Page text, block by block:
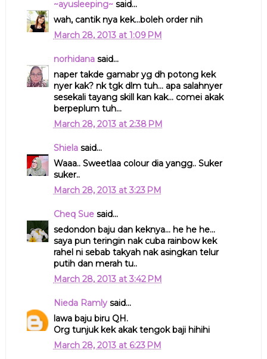
~ayusleeping~said...
wah, cantik nya kek...boleh order nih
March 28, 2013 at 1:09 PM
norhidanasaid...
naper takde gamabr yg dh potong kek
nyer kak? nk tgk dlm tuh... apa salahnyer
sesekali tayang skill kan kak... comei akak
berpeplum tuh...
March 28, 2013 at 2:38 PM
Shielasaid...
Waaa.. Sweetlaa colour dia yangg.. Suker
suker..
March 28, 2013 at 3:23 PM
Cheq Suesaid...
sedondon baju dan keknya... he he he...
saya pun teringin nak cuba rainbow kek
rahel ni sebab takyah nak asingkan telur
putih dan merah tu..
March 28, 2013 at 3:42 PM
Nieda Ramlysaid...
lawa baju biru QH.
Org tunjuk kek akak tengok baji hihihi
March 28, 2013 at 6:23 PM